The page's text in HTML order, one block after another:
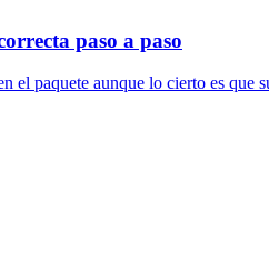
paso a paso
el paquete aunque lo cierto es que